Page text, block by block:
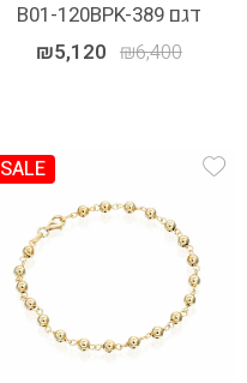
דגם B01-120BPK-389
₪6,400
₪5,120
SALE